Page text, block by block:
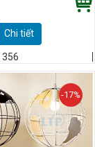
Chi tiết
356
-17%